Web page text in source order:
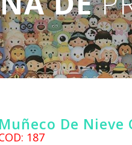
Muñeco De Nieve
187